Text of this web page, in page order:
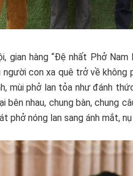
gian hàng “Đệ nhất Phở
người con xa quê trở về không
mùi phở lan tỏa như đánh
bên nhau, chung bàn, chung
phở nóng lan sang ánh mắt,